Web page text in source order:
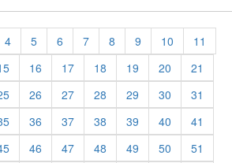
4 5 6 7 8 9 10
11
16 17 18 19 20
21
26 27 28 29 30
31
36 37 38 39 40
41
46 47 48 49 50 51